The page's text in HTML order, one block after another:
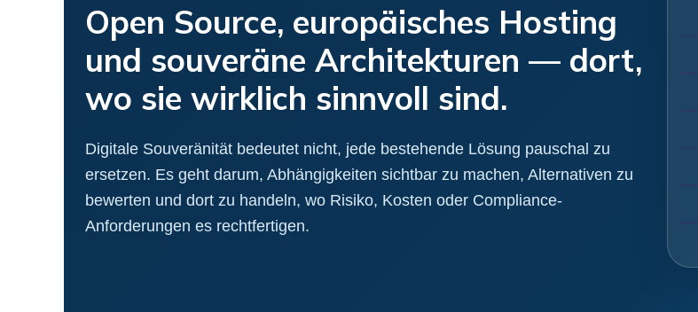
Open Source, europäisches Hosting
und souveräne Architekturen — dort,
wo sie wirklich sinnvoll sind.
Digitale Souveränität bedeutet nicht, jede bestehende Lösung pauschal zu
ersetzen. Es geht darum, Abhängigkeiten sichtbar zu machen, Alternativen zu
bewerten und dort zu handeln, wo Risiko, Kosten oder Compliance-
Anforderungen es rechtfertigen.